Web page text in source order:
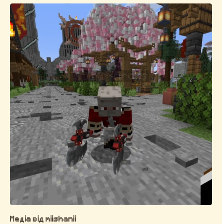
Медіа від miishanii